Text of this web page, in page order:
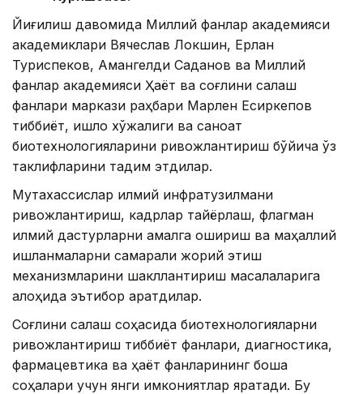
Йиғилиш давомида Миллий фанлар академияси
академиклари Вячеслав Локшин, Ерлан
Туриспеков, Амангелди Саданов ва Миллий
фанлар академияси Ҳаёт ва соғлиқни сақлаш
фанлари маркази раҳбари Марлен Есиркепов
тиббиёт, қишлоқ хўжалиги ва саноат
биотехнологияларини ривожлантириш бўйича ўз
таклифларини тақдим этдилар.
Мутахассислар илмий инфратузилмани
ривожлантириш, кадрлар тайёрлаш, флагман
илмий дастурларни амалга ошириш ва маҳаллий
ишланмаларни самарали жорий этиш
механизмларини шакллантириш масалаларига
алоҳида эътибор қаратдилар.
Соғлиқни сақлаш соҳасида биотехнологияларни
ривожлантириш тиббиёт фанлари, диагностика,
фармацевтика ва ҳаёт фанларининг бошқа
соҳалари учун янги имкониятлар яратади. Бу